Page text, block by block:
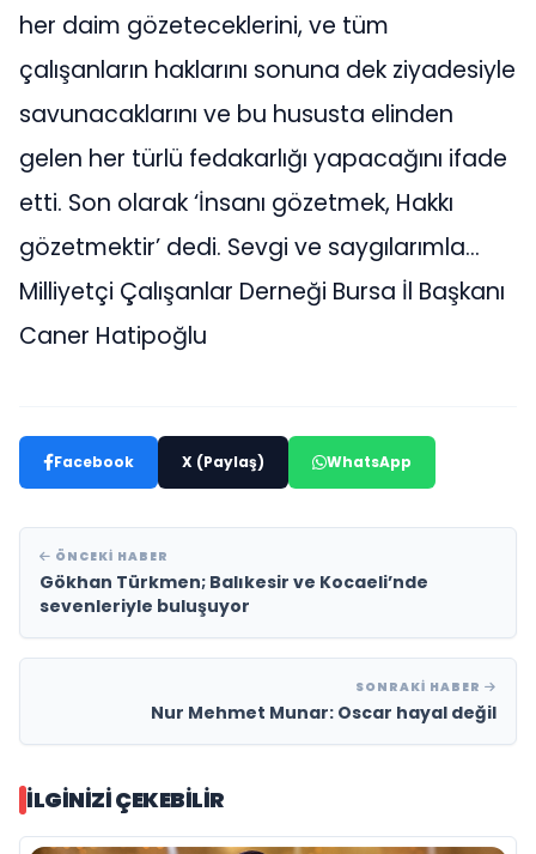
her daim gözeteceklerini, ve tüm
çalışanların haklarını sonuna dek ziyadesiyle
savunacaklarını ve bu hususta elinden
gelen her türlü fedakarlığı yapacağını ifade
etti. Son olarak ‘İnsanı gözetmek, Hakkı
gözetmektir’ dedi. Sevgi ve saygılarımla…
Milliyetçi Çalışanlar Derneği Bursa İl Başkanı
Caner Hatipoğlu
Facebook X (Paylaş) WhatsApp
ÖNCEKI HABER
Gökhan Türkmen; Balıkesir ve Kocaeli’nde
sevenleriyle buluşuyor
SONRAKI HABER
Nur Mehmet Munar: Oscar hayal değil
İLGINIZI ÇEKEBILIR